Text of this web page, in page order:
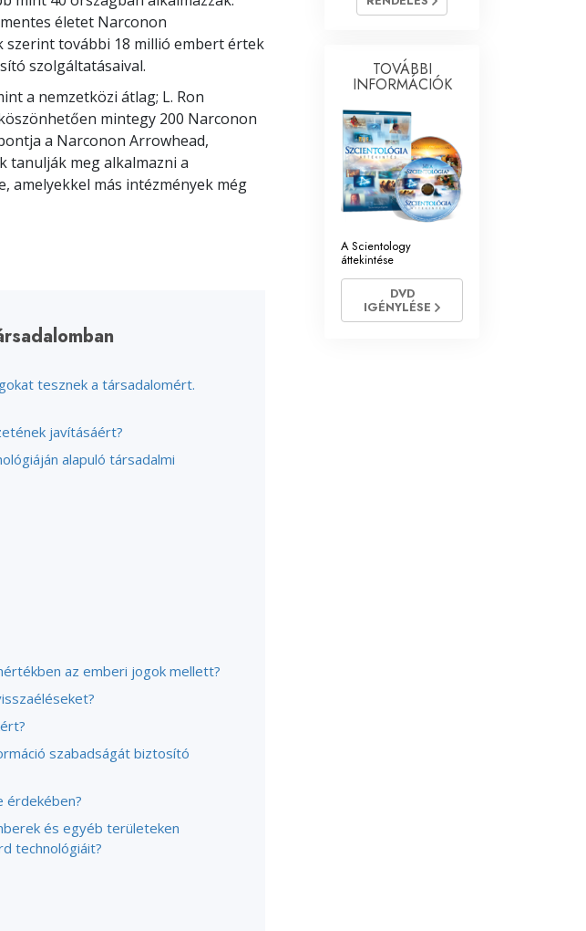
Eszközök a munkahelyen
Az etika és az állapotok
Az elnyomás oka
A szervezés alapjai
A public relations alapjai
Célok és célkitűzések
életet Narconon
szerint további 18 millió embert értek
szolgáltatásaival.
a nemzetközi átlag; L. Ron
mintegy 200 Narconon
a Narconon Arrowhead,
tanulják meg alkalmazni a
amelyekkel más intézmények még
tesznek a társadalomért.
javításáért?
alapuló társadalmi
az emberi jogok mellett?
szabadságát biztosító
érdekében?
és egyéb területeken
technológiáit?
TOVÁBBI
INFORMÁCIÓK
A Scientology
áttekintése
DVD
IGÉNYLÉSE